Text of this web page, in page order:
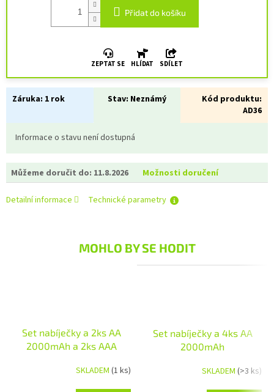
Přidat do košíku
ZEPTAT SE HLÍDAT SDÍLET
Záruka: 1 rok Stav: Neznámý
Kód produktu:
AD36
Informace o stavu není dostupná
Můžeme doručit do: 11.8.2026 Možnosti doručení
Detailní informace Technické parametry
MOHLO BY SE HODIT
Set nabíječky a 2ks AA
2000mAh a 2ks AAA
SKLADEM (1 ks)
Set nabíječky a 4ks AA
2000mAh
SKLADEM (>3 ks)